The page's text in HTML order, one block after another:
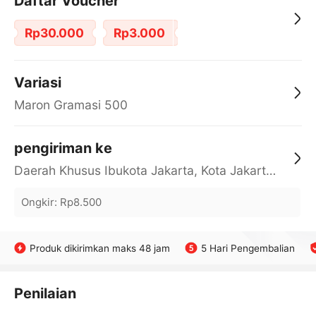
Rp30.000 Rp3.000
Variasi
Maron Gramasi 500
pengiriman ke
Daerah Khusus Ibukota Jakarta, Kota Jakarta Barat, Cengkareng, yy
Ongkir: Rp8.500
Produk dikirimkan maks 48 jam 5 Hari Pengembalian
Penilaian